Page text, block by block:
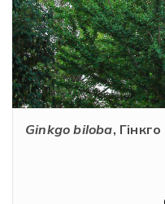
Ginkgo biloba,